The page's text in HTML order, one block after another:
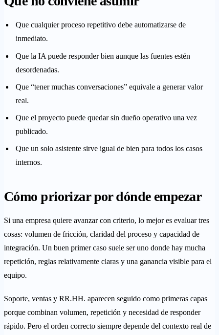
Que cualquier proceso repetitivo debe automatizarse de
inmediato.
Que la IA puede responder bien aunque las fuentes estén
desordenadas.
Que “tener muchas conversaciones” equivale a generar valor
real.
Que el proyecto puede quedar sin dueño operativo una vez
publicado.
Que un solo asistente sirve igual de bien para todos los casos
internos.
Cómo priorizar por dónde empezar
Si una empresa quiere avanzar con criterio, lo mejor es evaluar tres
cosas: volumen de fricción, claridad del proceso y capacidad de
integración. Un buen primer caso suele ser uno donde hay mucha
repetición, reglas relativamente claras y una ganancia visible para el
equipo.
Soporte, ventas y RR.HH. aparecen seguido como primeras capas
porque combinan volumen, repetición y necesidad de responder
rápido. Pero el orden correcto siempre depende del contexto real de